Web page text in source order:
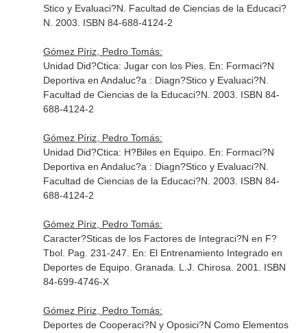
Stico y Evaluaci?N . Facultad de Ciencias de la Educaci?
N. 2003. ISBN 84-688-4124-2
Gómez Píriz, Pedro Tomás:
Unidad Did?Ctica: Jugar con los Pies. En: Formaci?N
Deportiva en Andaluc?a : Diagn?Stico y Evaluaci?N
Facultad de Ciencias de la Educaci?N. 2003. ISBN 84-
688-4124-2
Gómez Píriz, Pedro Tomás:
Unidad Did?Ctica: H?Biles en Equipo. En: Formaci?N
Deportiva en Andaluc?a : Diagn?Stico y Evaluaci?N
Facultad de Ciencias de la Educaci?N. 2003. ISBN 84-
688-4124-2
Gómez Píriz, Pedro Tomás:
Caracter?Sticas de los Factores de Integraci?N en F?
Tbol. Pag. 231-247. En: El Entrenamiento Integrado en
Deportes de Equipo. Granada. L.J. Chirosa. 2001. ISBN
84-699-4746-X
Gómez Píriz, Pedro Tomás:
Deportes de Cooperaci?N y Oposici?N Como Elementos